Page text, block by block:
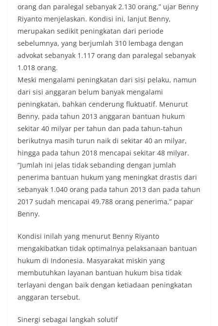
orang dan paralegal sebanyak 2.130 orang,” ujar Benny
Riyanto menjelaskan. Kondisi ini, lanjut Benny,
merupakan sedikit peningkatan dari periode
sebelumnya, yang berjumlah 310 lembaga dengan
advokat sebanyak 1.117 orang dan paralegal sebanyak
1.018 orang.
Meski mengalami peningkatan dari sisi pelaku, namun
dari sisi anggaran belum banyak mengalami
peningkatan, bahkan cenderung fluktuatif. Menurut
Benny, pada tahun 2013 anggaran bantuan hukum
sekitar 40 milyar per tahun dan pada tahun-tahun
berikutnya masih turun naik di sekitar 40 an milyar,
hingga pada tahun 2018 mencapai sekitar 48 milyar.
“Jumlah ini jelas tidak sebanding dengan jumlah
penerima bantuan hukum yang meningkat drastis dari
sebanyak 1.040 orang pada tahun 2013 dan pada tahun
2017 sudah mencapai 49.788 orang penerima,” papar
Benny.
Kondisi inilah yang menurut Benny Riyanto
mengakibatkan tidak optimalnya pelaksanaan bantuan
hukum di Indonesia. Masyarakat miskin yang
membutuhkan layanan bantuan hukum bisa tidak
terlayani dengan baik dengan ketiadaan peningkatan
anggaran tersebut.
Sinergi sebagai langkah solutif